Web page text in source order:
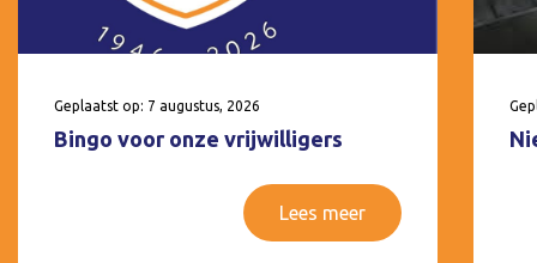
Geplaatst op: 7 augustus, 2026
Bingo voor onze vrijwilligers
Lees meer